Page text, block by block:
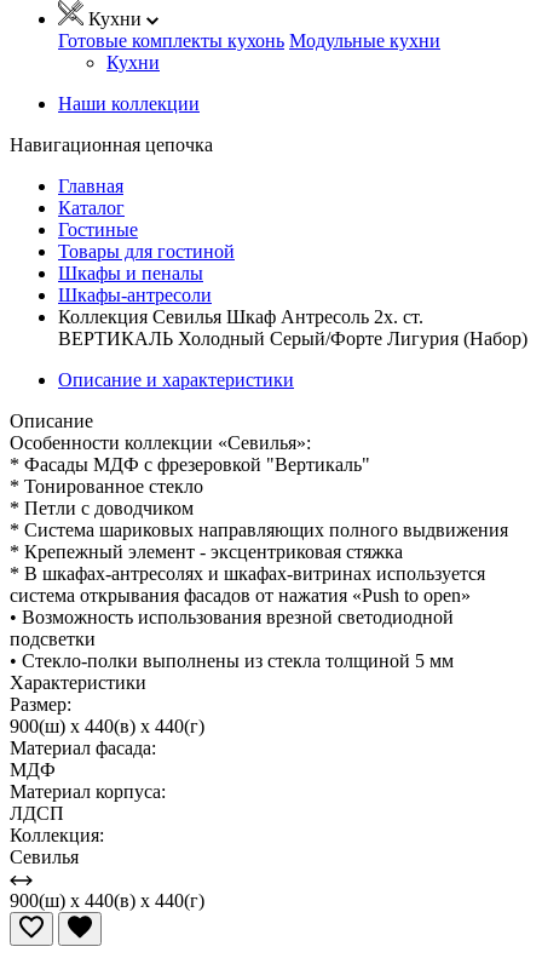
Кухни
Готовые комплекты кухонь Модульные кухни
Кухни
Наши коллекции
Навигационная цепочка
Главная
Каталог
Гостиные
Товары для гостиной
Шкафы и пеналы
Шкафы-антресоли
Коллекция Севилья Шкаф Антресоль 2х. ст.
ВЕРТИКАЛЬ Холодный Серый/Форте Лигурия (Набор)
Описание и характеристики
Описание
Особенности коллекции «Севилья»:
* Фасады МДФ с фрезеровкой "Вертикаль"
* Тонированное стекло
* Петли с доводчиком
* Система шариковых направляющих полного выдвижения
* Крепежный элемент - эксцентриковая стяжка
* В шкафах-антресолях и шкафах-витринах используется
система открывания фасадов от нажатия «Push to open»
• Возможность использования врезной светодиодной
подсветки
• Стекло-полки выполнены из стекла толщиной 5 мм
Характеристики
Размер:
900(ш) x 440(в) x 440(г)
Материал фасада:
МДФ
Материал корпуса:
ЛДСП
Коллекция:
Севилья
900(ш) x 440(в) x 440(г)